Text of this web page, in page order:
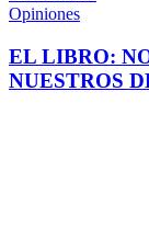
Opiniones
EL LIBRO:
NUESTROS